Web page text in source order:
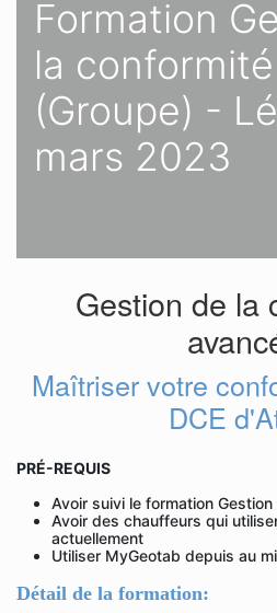
Formation
la
(Groupe) -
mars 2023
Gestion de la
Maîtriser votre
DCE
PRÉ-REQUIS
Avoir suivi le formation
Avoir des chauffeurs qui
actuellement
Utiliser MyGeotab depuis au
Détail de la formation: